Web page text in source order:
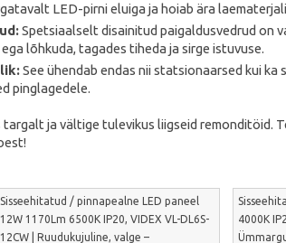
LED-pirni eluiga ja hoiab ära
Spetsiaalselt disainitud paigaldusvedrud on
lõhkuda, tagades tiheda ja sirge istuvuse.
See ühendab endas nii statsionaarsed kui
pinglagedele.
ja vältige tulevikus liigseid remonditöid.
Sisseehitatud / pinnapealne LED paneel
12W 1170Lm 6500K IP20, VIDEX VL-DL6S-
12CW | Ruudukujuline, valge –
4000K